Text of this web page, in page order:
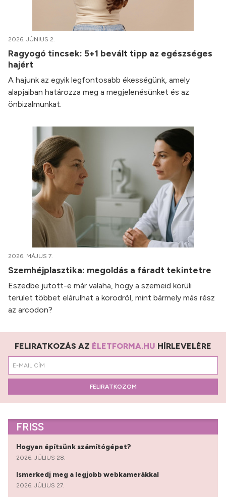
2026. JÚNIUS 2.
Ragyogó tincsek: 5+1 bevált tipp az egészséges
hajért
A hajunk az egyik legfontosabb ékességünk, amely
alapjaiban határozza meg a megjelenésünket és az
önbizalmunkat.
2026. MÁJUS 7.
Szemhéjplasztika: megoldás a fáradt tekintetre
Eszedbe jutott-e már valaha, hogy a szemeid körüli
terület többet elárulhat a korodról, mint bármely más rész
az arcodon?
FELIRATKOZÁS AZ ÉLETFORMA.HU HÍRLEVELÉRE
FELIRATKOZOM
FRISS
Hogyan építsünk számítógépet?
2026. JÚLIUS 28.
Ismerkedj meg a legjobb webkamerákkal
2026. JÚLIUS 27.